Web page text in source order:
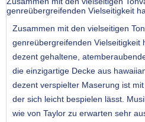
genreübergreifenden Vielseitigkeit
Zusammen mit den vielseitigen
genreübergreifenden Vielseitigkeit
dezent gehaltene,
die einzigartige Decke aus
dezent verspielter Maserung ist
der sich leicht bespielen lässt.
wie von Taylor zu erwarten sehr